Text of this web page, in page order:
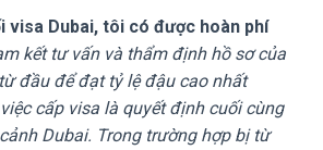
visa Dubai, tôi có được hoàn phí
kết tư vấn và thẩm định hồ sơ của
đầu để đạt tỷ lệ đậu cao nhất
cấp visa là quyết định cuối cùng
Dubai. Trong trường hợp bị từ